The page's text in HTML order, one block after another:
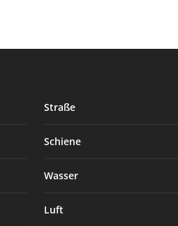
Straße
Schiene
Wasser
Luft